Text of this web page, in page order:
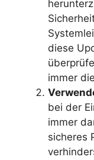
diese
immer
bei der
immer
sicheres